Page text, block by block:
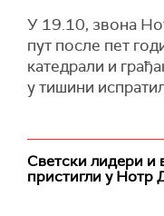
У 19.10, звона
пут после пет
катедрaли и
у тишини
Светски лидери и
пристигли у Нотр